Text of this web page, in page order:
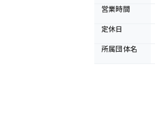
営業時間
定休日
所属団体名